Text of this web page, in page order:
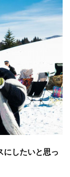
にしたいと思っ